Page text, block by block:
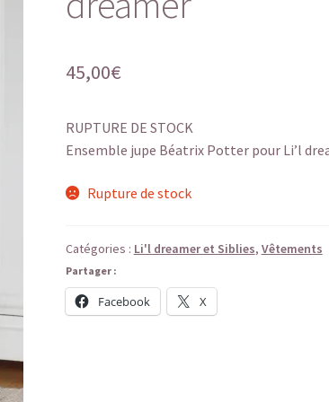
45,00€
RUPTURE DE STOCK
Ensemble jupe Béatrix Potter pour Li’l
Rupture de stock
Catégories : Li'l dreamer et Siblies, Vêtements
Partager :
Facebook X